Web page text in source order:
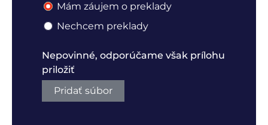
Mám záujem o preklady
Nechcem preklady
Nepovinné, odporúčame však prílohu
priložiť
Pridať súbor